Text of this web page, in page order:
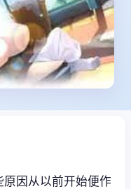
因从以前开始便作